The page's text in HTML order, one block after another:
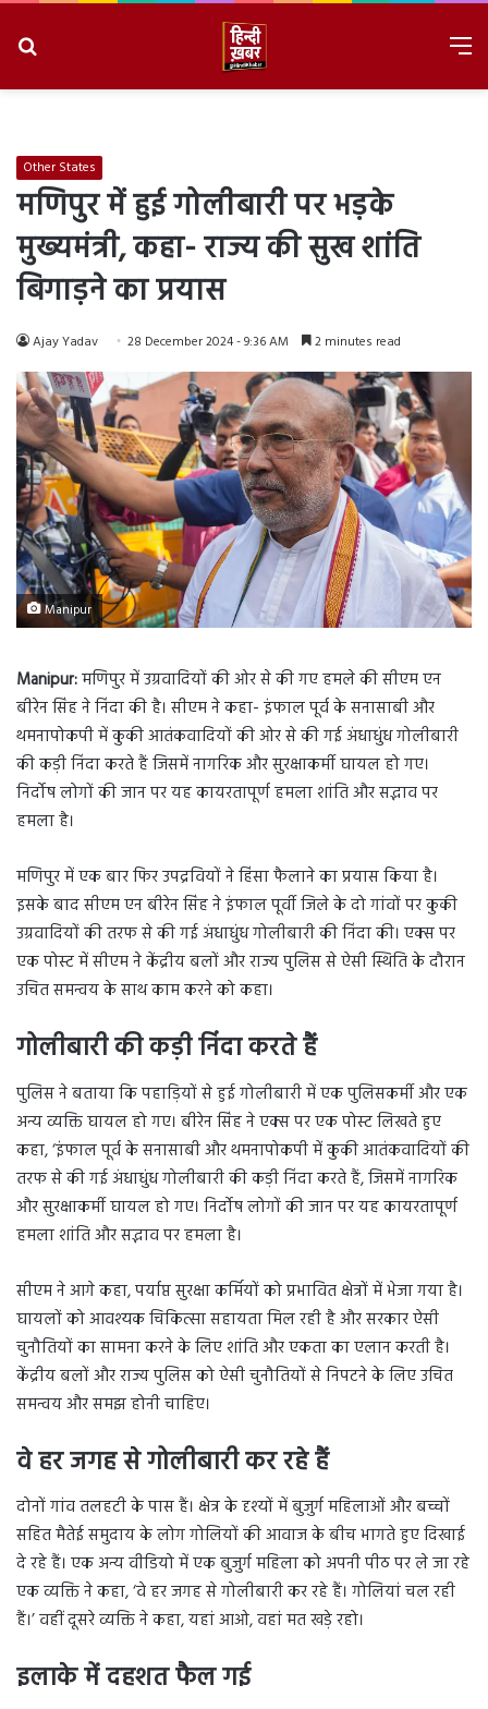
Other States
मणिपुर में हुई गोलीबारी पर भड़के
मुख्यमंत्री, कहा- राज्य की सुख शांति
बिगाड़ने का प्रयास
Ajay Yadav 28 December 2024 - 9:36 AM 2 minutes read
Manipur
Manipur:मणिपुर में उग्रवादियों की ओर से की गए हमले की सीएम एन
बीरेन सिंह ने निंदा की है। सीएम ने कहा- इंफाल पूर्व के सनासाबी और
थमनापोकपी में कुकी आतंकवादियों की ओर से की गई अंधाधुंध गोलीबारी
की कड़ी निंदा करते हैं जिसमें नागरिक और सुरक्षाकर्मी घायल हो गए।
निर्दोष लोगों की जान पर यह कायरतापूर्ण हमला शांति और सद्भाव पर
हमला है।
मणिपुर में एक बार फिर उपद्रवियों ने हिंसा फैलाने का प्रयास किया है।
इसके बाद सीएम एन बीरेन सिंह ने इंफाल पूर्वी जिले के दो गांवों पर कुकी
उग्रवादियों की तरफ से की गई अंधाधुंध गोलीबारी की निंदा की। एक्स पर
एक पोस्ट में सीएम ने केंद्रीय बलों और राज्य पुलिस से ऐसी स्थिति के दौरान
उचित समन्वय के साथ काम करने को कहा।
गोलीबारी की कड़ी निंदा करते हैं
पुलिस ने बताया कि पहाड़ियों से हुई गोलीबारी में एक पुलिसकर्मी और एक
अन्य व्यक्ति घायल हो गए। बीरेन सिंह ने एक्स पर एक पोस्ट लिखते हुए
कहा, ‘इंफाल पूर्व के सनासाबी और थमनापोकपी में कुकी आतंकवादियों की
तरफ से की गई अंधाधुंध गोलीबारी की कड़ी निंदा करते हैं, जिसमें नागरिक
और सुरक्षाकर्मी घायल हो गए। निर्दोष लोगों की जान पर यह कायरतापूर्ण
हमला शांति और सद्भाव पर हमला है।
सीएम ने आगे कहा, पर्याप्त सुरक्षा कर्मियों को प्रभावित क्षेत्रों में भेजा गया है।
घायलों को आवश्यक चिकित्सा सहायता मिल रही है और सरकार ऐसी
चुनौतियों का सामना करने के लिए शांति और एकता का एलान करती है।
केंद्रीय बलों और राज्य पुलिस को ऐसी चुनौतियों से निपटने के लिए उचित
समन्वय और समझ होनी चाहिए।
वे हर जगह से गोलीबारी कर रहे हैं
दोनों गांव तलहटी के पास हैं। क्षेत्र के दृश्यों में बुजुर्ग महिलाओं और बच्चों
सहित मैतेई समुदाय के लोग गोलियों की आवाज के बीच भागते हुए दिखाई
दे रहे हैं। एक अन्य वीडियो में एक बुजुर्ग महिला को अपनी पीठ पर ले जा रहे
एक व्यक्ति ने कहा, ‘वे हर जगह से गोलीबारी कर रहे हैं। गोलियां चल रही
हैं।’ वहीं दूसरे व्यक्ति ने कहा, यहां आओ, वहां मत खड़े रहो।
इलाके में दहशत फैल गई